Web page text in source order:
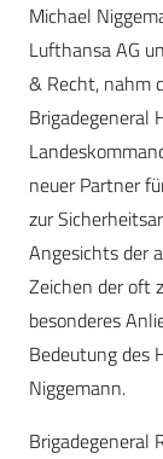
Michael
Lufthansa AG
& Recht, nahm
Brigadegeneral
neuer Partner
zur
Angesichts der
Zeichen der oft
besonderes
Bedeutung des
Niggemann.
Brigadegeneral